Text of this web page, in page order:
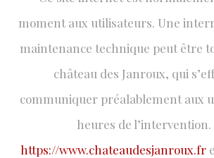
moment aux utilisateurs. Une
maintenance technique peut être
château des Janroux, qui
communiquer préalablement aux
heures de l’intervention.
https://www.chateaudesjanroux.fr